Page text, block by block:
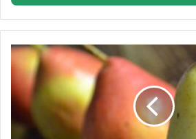
r
i
c
i
l
u
P
e
a
n